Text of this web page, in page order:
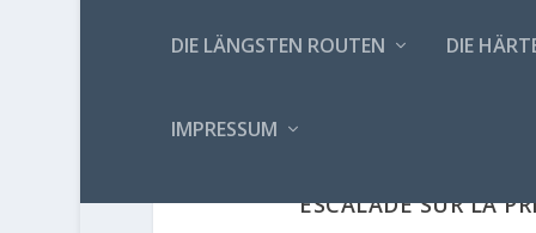
DIE LÄNGSTEN ROUTEN DIE
IMPRESSUM
ESCALADE SUR LA